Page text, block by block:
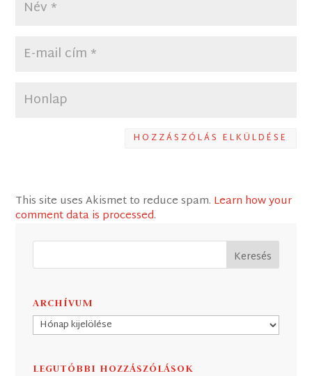
HOZZÁSZÓLÁS ELKÜLDÉSE
This site uses Akismet to reduce spam. Learn how your
comment data is processed.
ARCHÍVUM
Archívum
LEGUTÓBBI HOZZÁSZÓLÁSOK